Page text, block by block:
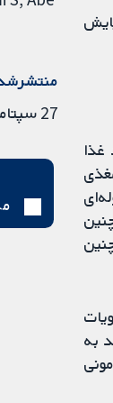
غذا
به
27 سپتامبر 2021